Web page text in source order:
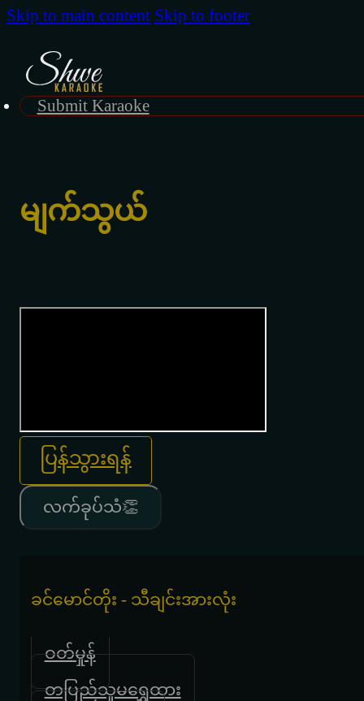
Skip to main content Skip to footer
Submit Karaoke
မျက်သွယ်
ပြန်သွားရန်
လက်ခုပ်သံ👏
ခင်မောင်တိုး - သီချင်းအားလုံး
ဝတ်မှုန်
တပြည်သူမရွှေထား